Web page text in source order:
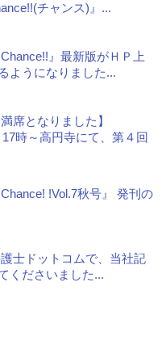
チャンス)』...
Chance!!』最新版がＨＰ上
ようになりました...
満席となりました】
時～高円寺にて、第４回
Chance! !Vol.7秋号』 発刊の
士ドットコムで、当社記
くださいました...